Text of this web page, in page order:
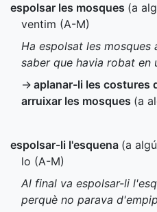
espolsar les mosques (a
ventim (A-M)
Ha espolsat les
saber que havia robat en
→ aplanar-li les costures
arruixar les mosques (a
espolsar-li l'esquena (a
lo (A-M)
Al final va espolsar-li
perquè no parava